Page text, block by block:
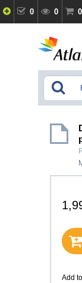
0 0 0
Add to